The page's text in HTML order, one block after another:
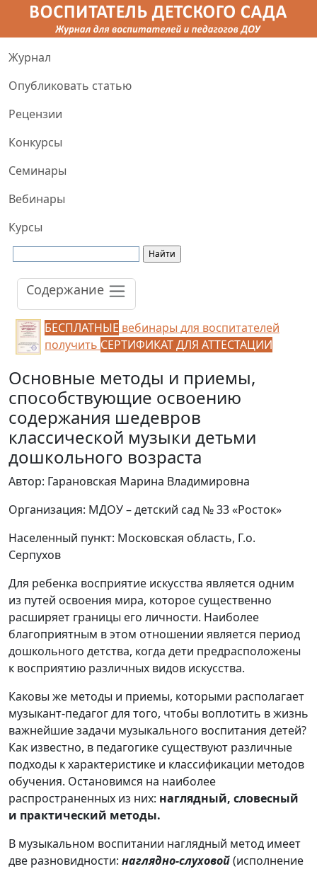
Журнал
Опубликовать статью
Рецензии
Конкурсы
Семинары
Вебинары
Курсы
Содержание
БЕСПЛАТНЫЕ вебинары для воспитателей
получить СЕРТИФИКАТ ДЛЯ АТТЕСТАЦИИ
Основные методы и приемы,
способствующие освоению
содержания шедевров
классической музыки детьми
дошкольного возраста
Автор: Гарановская Марина Владимировна
Организация: МДОУ – детский сад № 33 «Росток»
Населенный пункт: Московская область, Г.о.
Серпухов
Для ребенка восприятие искусства является одним
из путей освоения мира, которое существенно
расширяет границы его личности. Наиболее
благоприятным в этом отношении является период
дошкольного детства, когда дети предрасположены
к восприятию различных видов искусства.
Каковы же методы и приемы, которыми располагает
музы­кант-педагог для того, чтобы воплотить в жизнь
важнейшие за­дачи музыкального воспитания детей?
Как известно, в педагогике существуют различные
подходы к характеристике и классификации методов
обучения. Остано­вимся на наиболее
распространенных из них: наглядный, сло­весный
и практический методы.
В музыкальном воспитании наглядный метод имеет
две раз­новидности: наглядно-слуховой(исполнение